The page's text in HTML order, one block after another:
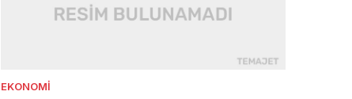
EKONOMI